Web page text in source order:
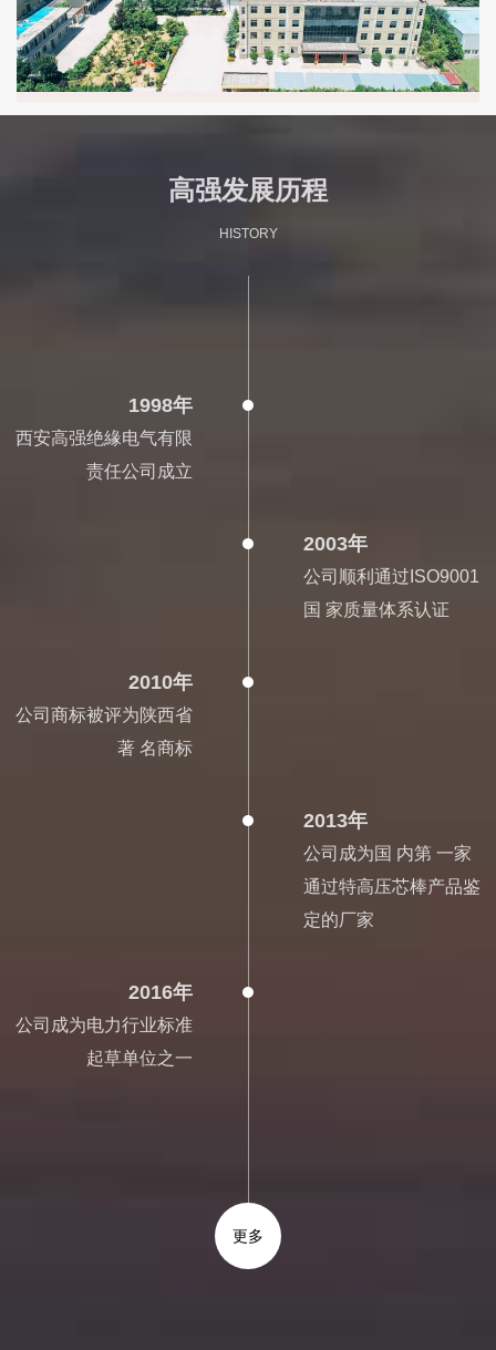
高强发展历程
HISTORY
1998年
西安高强绝緣电气有限
责任公司成立
2003年
公司顺利通过ISO9001
国 家质量体系认证
2010年
公司商标被评为陕西省
著 名商标
2013年
公司成为国 内第 一家
通过特高压芯棒产品鉴
定的厂家
2016年
公司成为电力行业标准
起草单位之一
更多